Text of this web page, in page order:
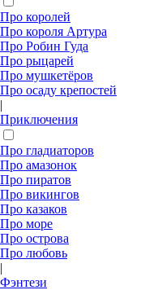
Про королей
Про короля Артура
Про Робин Гуда
Про рыцарей
Про мушкетёров
Про осаду крепостей
|
Приключения
Про гладиаторов
Про амазонок
Про пиратов
Про викингов
Про казаков
Про море
Про острова
Про любовь
|
Фэнтези